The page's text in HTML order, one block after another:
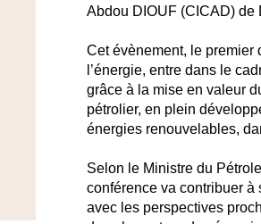
Abdou DIOUF (CICAD) de
Cet évènement, le premier
l’énergie, entre dans le
grâce à la mise en valeur
pétrolier, en plein
énergies renouvelables,
Selon le Ministre du
conférence va contribuer à
avec les perspectives